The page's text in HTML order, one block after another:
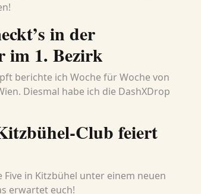
in der
im 1. Bezirk
berichte ich Woche für Woche von
Diesmal habe ich die DashXDrop
Club feiert
Five in Kitzbühel unter einem neuen
erwartet euch!